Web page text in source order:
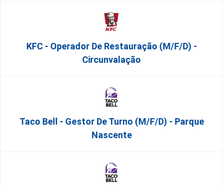
KFC - Operador De Restauração (m/f/d) -
Circunvalação
Taco Bell - Gestor De Turno (m/f/d) - Parque
Nascente